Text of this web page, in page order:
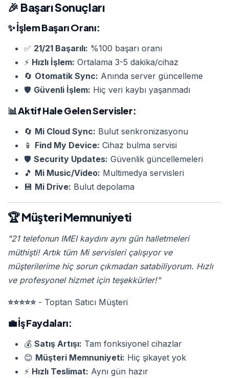
🎉 Başarı Sonuçları
✨İşlem Başarı Oranı:
✅ 21/21 Başarılı: %100 başarı oranı
⚡ Hızlı İşlem: Ortalama 3-5 dakika/cihaz
🔄 Otomatik Sync: Anında server güncelleme
🛡️ Güvenli İşlem: Hiç veri kaybı yaşanmadı
📊Aktif Hale Gelen Servisler:
🔄 Mi Cloud Sync: Bulut senkronizasyonu
📱 Find My Device: Cihaz bulma servisi
🛡️ Security Updates: Güvenlik güncellemeleri
🎵 Mi Music/Video: Multimedya servisleri
💾 Mi Drive: Bulut depolama
🏆 Müşteri Memnuniyeti
"21 telefonun IMEI kaydını aynı gün halletmeleri
müthişti! Artık tüm Mi servisleri çalışıyor ve
müşterilerime hiç sorun çıkmadan satabiliyorum. Hızlı
ve profesyonel hizmet için teşekkürler!"
⭐⭐⭐⭐⭐- Toptan Satıcı Müşteri
💼İş Faydaları:
💰 Satış Artışı: Tam fonksiyonel cihazlar
😊 Müşteri Memnuniyeti: Hiç şikayet yok
⚡ Hızlı Teslimat: Aynı gün hazır